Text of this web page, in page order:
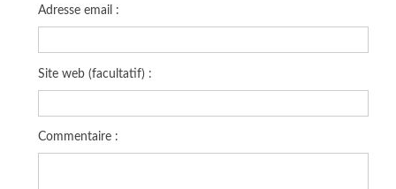
Adresse email :
Site web (facultatif) :
Commentaire :